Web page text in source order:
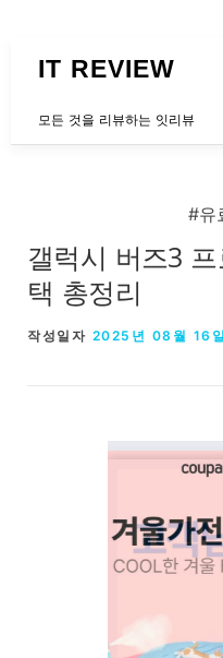
IT REVIEW
모든 것을 리뷰하는 잇리뷰
#유
갤럭시 버즈3 프
택 총정리
작성일자 2025년 08월 16일